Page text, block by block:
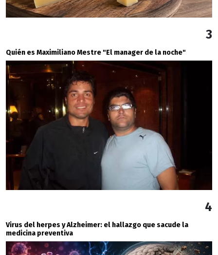
3
Quién es Maximiliano Mestre "El manager de la noche"
4
Virus del herpes y Alzheimer: el hallazgo que sacude la
medicina preventiva